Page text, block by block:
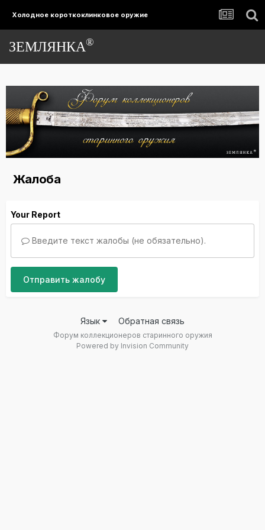
Холодное короткоклинковое оружие
ЗЕМЛЯНКА®
Жалоба
Your Report
Введите текст жалобы (не обязательно).
Отправить жалобу
Язык Обратная связь
Форум коллекционеров старинного оружия
Powered by Invision Community